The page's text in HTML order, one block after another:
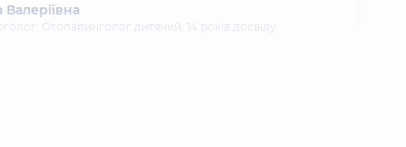
Отоларинголог дитячий, 14 років досвіду